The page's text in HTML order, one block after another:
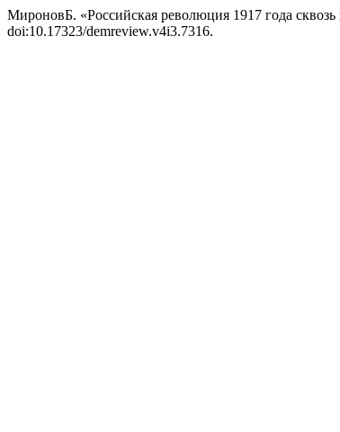
МироновБ. «Российская революция 1917 года
doi:10.17323/demreview.v4i3.7316.